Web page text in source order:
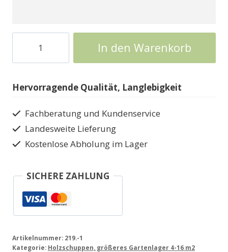
219
In den Warenkorb
Hervorragende Qualität, Langlebigkeit
Fachberatung und Kundenservice
Landesweite Lieferung
Kostenlose Abholung im Lager
SICHERE ZAHLUNG
Artikelnummer: 219.-1
Kategorie: Holzschuppen, größeres Gartenlager 4-16 m2